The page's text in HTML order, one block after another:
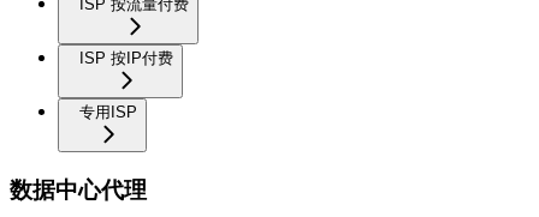
ISP 按流量付费
ISP 按IP付费
专用ISP
数据中心代理